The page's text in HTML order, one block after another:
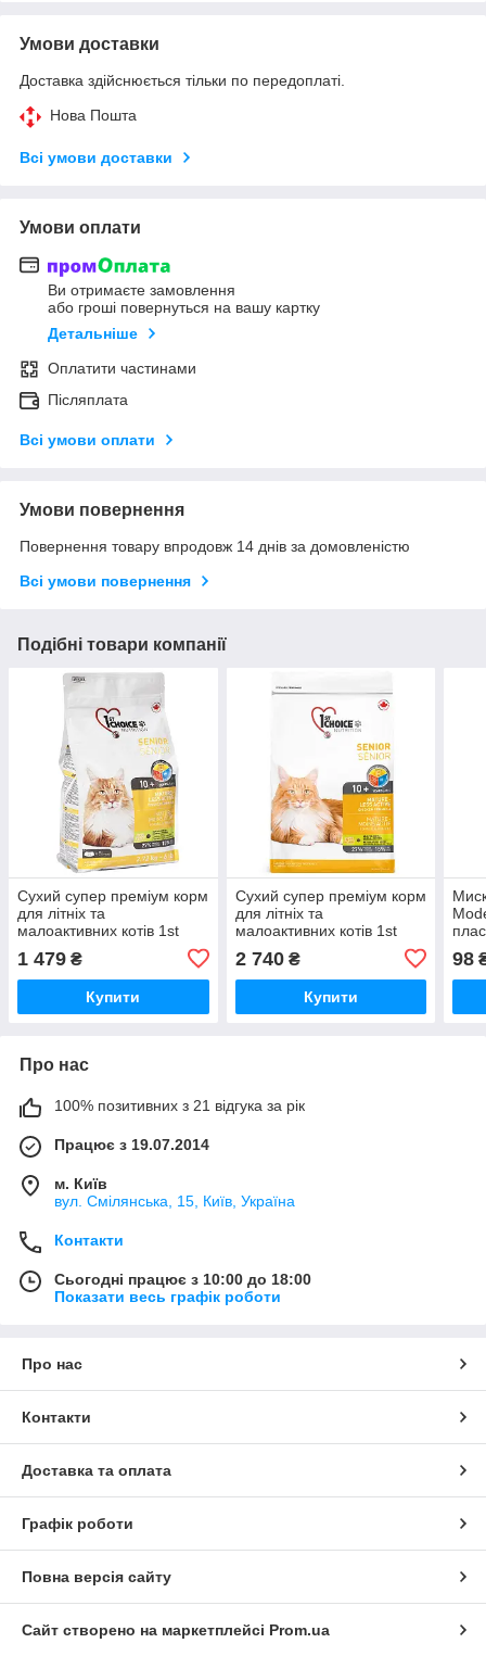
Умови доставки
Доставка здійснюється тільки по передоплаті.
Нова Пошта
Всі умови доставки
Умови оплати
Ви отримаєте замовлення
або гроші повернуться на вашу картку
Детальніше
Оплатити частинами
Післяплата
Всі умови оплати
Умови повернення
Повернення товару впродовж 14 днів за домовленістю
Всі умови повернення
Подібні товари компанії
Сухий супер преміум корм
для літніх та
малоактивних котів 1st
Choice Senior Mature Less
Aktiv 2.72 кг (ФЧКСН2_72)
1 479 ₴
Купити
Сухий супер преміум корм
для літніх та
малоактивних котів 1st
Choice Senior Mature Less
Aktiv курка рис 5.44 кг
(ФЧКСН5,44)
2 740₴
Купити
98
Про нас
100% позитивних з 21 відгука за рік
Працює з 19.07.2014
м. Київ
вул. Смілянська, 15, Київ, Україна
Контакти
Сьогодні працює з 10:00 до 18:00
Показати весь графік роботи
Про нас
Контакти
Доставка та оплата
Графік роботи
Повна версія сайту
Сайт створено на маркетплейсі Prom.ua